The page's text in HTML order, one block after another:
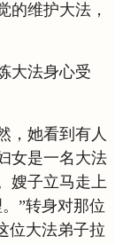
的维护大法，
大法身心受
，她看到有人
女是一名大法
嫂子立马走上
”转身对那位
位大法弟子拉